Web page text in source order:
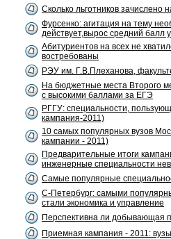
Сколько льготников зачислено
Фурсенко: агитация на тему
действует,вырос средний балл
Абитуриентов на всех не
востребованы
РЭУ им. Г.В.Плеханова,
На бюджетные места Второго
с высокими баллами за ЕГЭ
РГГУ: специальности,
кампания-2011)
10 самых популярных вузов
кампании - 2011)
Предварительные итоги
инженерные специальности
Самые популярные
С-Петербург: самыми
стали экономика и управление
Перспективна ли добывающая
Приемная кампания - 2011: